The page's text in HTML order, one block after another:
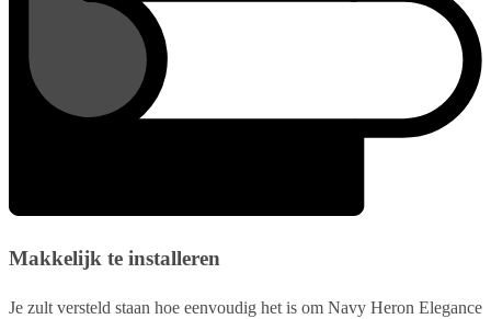
Makkelijk te installeren
Je zult versteld staan hoe eenvoudig het is om Navy Heron Elegance